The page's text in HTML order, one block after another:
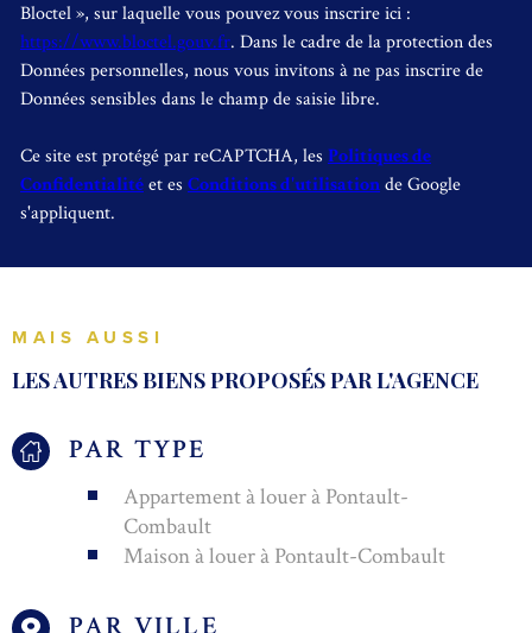
Bloctel », sur laquelle vous pouvez vous inscrire ici :
https://www.bloctel.gouv.fr. Dans le cadre de la protection des
Données personnelles, nous vous invitons à ne pas inscrire de
Données sensibles dans le champ de saisie libre.
Ce site est protégé par reCAPTCHA, les Politiques de
Confidentialitéet es Conditions d'utilisationde Google
s'appliquent.
MAIS AUSSI
LES AUTRES BIENS PROPOSÉS PAR L'AGENCE
PAR TYPE
Appartement à louer à Pontault-
Combault
Maison à louer à Pontault-Combault
PAR VILLE